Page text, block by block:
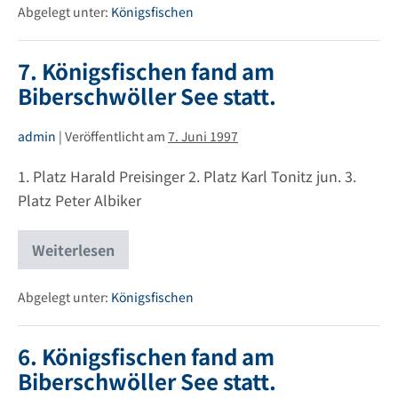
am
Biberschwöller
See
Abgelegt unter: Königsfischen
7. Königsfischen fand am
Biberschwöller See statt.
admin | Veröffentlicht am 7. Juni 1997
1. Platz Harald Preisinger 2. Platz Karl Tonitz jun. 3.
Platz Peter Albiker
Weiterlesen
7.
Königsfischen
am
Biberschwöller
See
Abgelegt unter: Königsfischen
6. Königsfischen fand am
Biberschwöller See statt.